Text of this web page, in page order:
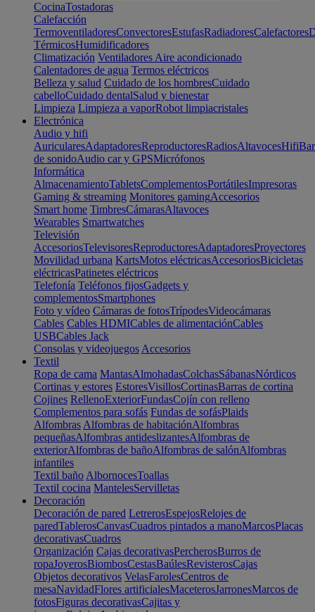
CocinaTostadoras
Calefacción
TermoventiladoresConvectoresEstufasRadiadoresCalefactores
TérmicosHumidificadores
Climatización Ventiladores Aire acondicionado
Calentadores de agua Termos eléctricos
Belleza y salud Cuidado de los hombresCuidado
cabelloCuidado dentalSalud y bienestar
Limpieza Limpieza a vaporRobot limpiacristales
Electrónica
Audio y hifi
AuricularesAdaptadoresReproductoresRadiosAltavocesHifi
de sonidoAudio car y GPSMicrófonos
Informática
AlmacenamientoTabletsComplementosPortátilesImpresoras
Gaming & streaming Monitores gamingAccesorios
Smart home TimbresCámarasAltavoces
Wearables Smartwatches
Televisión
AccesoriosTelevisoresReproductoresAdaptadoresProyectores
Movilidad urbana KartsMotos eléctricasAccesoriosBicicletas
eléctricasPatinetes eléctricos
Telefonía Teléfonos fijosGadgets y
complementosSmartphones
Foto y vídeo Cámaras de fotosTrípodesVideocámaras
Cables Cables HDMICables de alimentaciónCables
USBCables Jack
Consolas y videojuegos Accesorios
Textil
Ropa de cama MantasAlmohadasColchasSábanasNórdicos
Cortinas y estores EstoresVisillosCortinasBarras de cortina
Cojines RellenoExteriorFundasCojín con relleno
Complementos para sofás Fundas de sofásPlaids
Alfombras Alfombras de habitaciónAlfombras
pequeñasAlfombras antideslizantesAlfombras de
exteriorAlfombras de bañoAlfombras de salónAlfombras
infantiles
Textil baño AlbornocesToallas
Textil cocina MantelesServilletas
Decoración
Decoración de pared LetrerosEspejosRelojes de
paredTablerosCanvasCuadros pintados a manoMarcosPlacas
decorativasCuadros
Organización Cajas decorativasPercherosBurros de
ropaJoyerosBiombosCestasBaúlesRevisterosCajas
Objetos decorativos VelasFarolesCentros de
mesaNavidadFlores artificialesMaceterosJarronesMarcos de
fotosFiguras decorativasCajitas y